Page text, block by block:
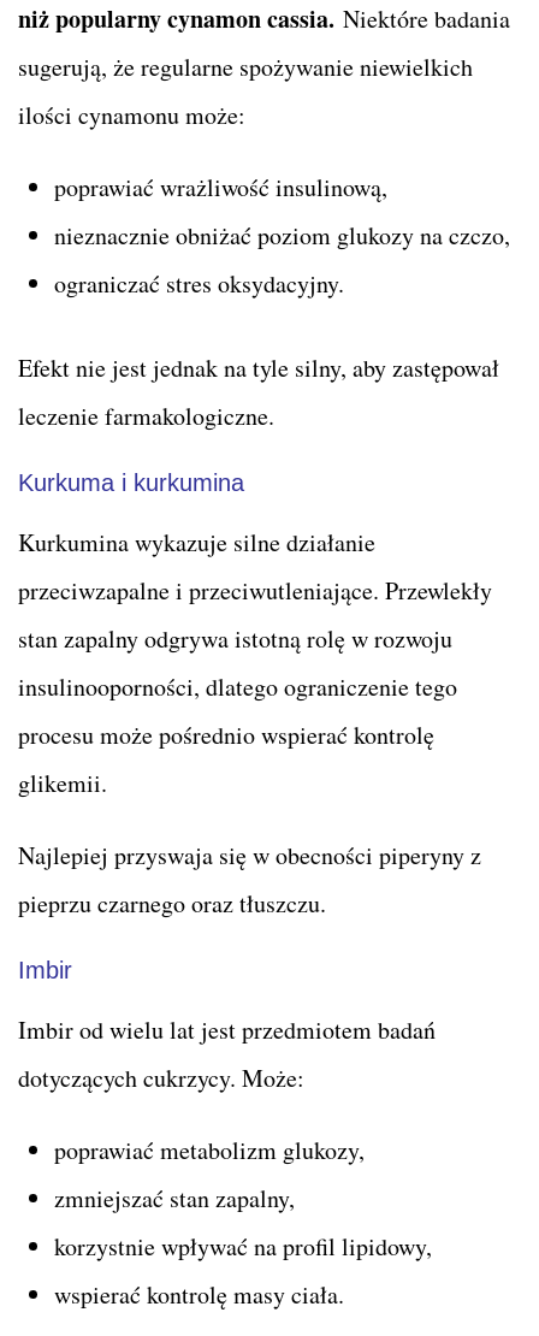
niż popularny cynamon cassia. Niektóre badania
sugerują, że regularne spożywanie niewielkich
ilości cynamonu może:
poprawiać wrażliwość insulinową,
nieznacznie obniżać poziom glukozy na czczo,
ograniczać stres oksydacyjny.
Efekt nie jest jednak na tyle silny, aby zastępował
leczenie farmakologiczne.
Kurkuma i kurkumina
Kurkumina wykazuje silne działanie
przeciwzapalne i przeciwutleniające. Przewlekły
stan zapalny odgrywa istotną rolę w rozwoju
insulinooporności, dlatego ograniczenie tego
procesu może pośrednio wspierać kontrolę
glikemii.
Najlepiej przyswaja się w obecności piperyny z
pieprzu czarnego oraz tłuszczu.
Imbir
Imbir od wielu lat jest przedmiotem badań
dotyczących cukrzycy. Może:
poprawiać metabolizm glukozy,
zmniejszać stan zapalny,
korzystnie wpływać na profil lipidowy,
wspierać kontrolę masy ciała.